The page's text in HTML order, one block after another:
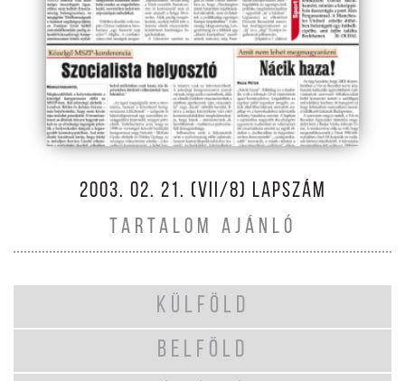
2003. 02. 21. (VII/8) LAPSZÁM
TARTALOM AJÁNLÓ
KÜLFÖLD
BELFÖLD